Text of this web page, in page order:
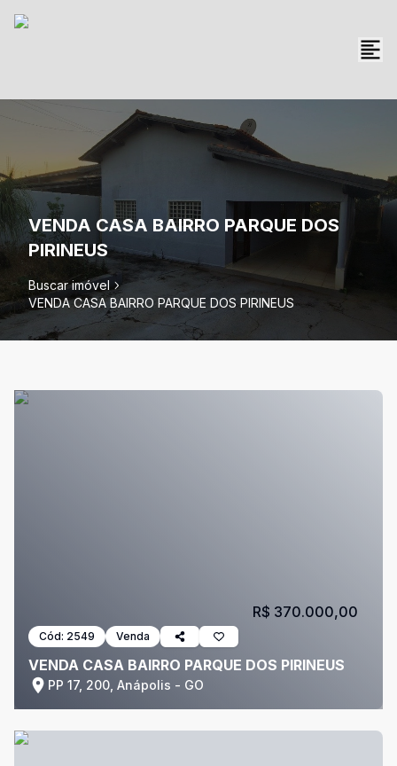
VENDA CASA BAIRRO PARQUE DOS
PIRINEUS
Buscar imóvel
VENDA CASA BAIRRO PARQUE DOS PIRINEUS
Cód: 2549 Venda
VENDA CASA BAIRRO PARQUE DOS PIRINEUS
PP 17, 200, Anápolis - GO
R$ 370.000,00